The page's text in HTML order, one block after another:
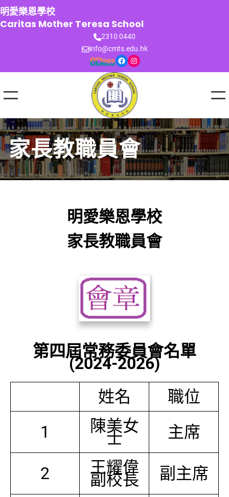
跳
至
主
明愛樂恩學校
Caritas Mother Teresa School
2310 0440
info@cmts.edu.hk
Facebook Instagram
家長教職員會
明愛樂恩學校
家長教職員會
第四屆常務委員會名單
(2024-2026)
姓名
職位
1
陳美女
士 主席
2 王耀偉
副校長 副主席